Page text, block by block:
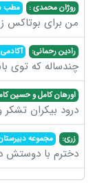
روژان محمدی : مطب
من برای بوتاکس
رادین رحمانی:
چندساله که توی
اورهان کامل و حسین
درود بیکران
زری: مجموعه
دخترم با دوستش